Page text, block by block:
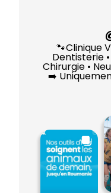
🐾Clinique
Dentisterie
Chirurgie •
➡️